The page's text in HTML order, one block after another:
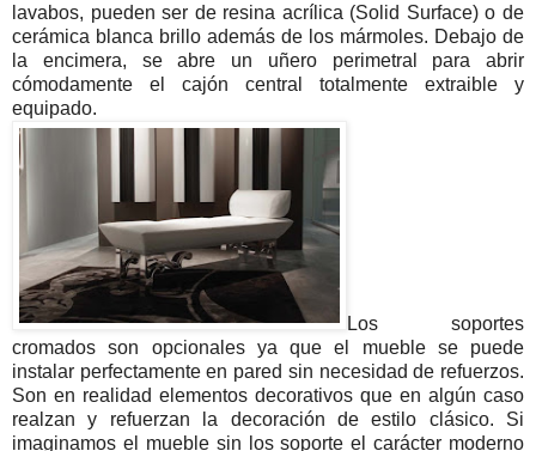
lavabos, pueden ser de resina acrílica (Solid Surface) o de
cerámica blanca brillo además de los mármoles. Debajo de
la encimera, se abre un uñero perimetral para abrir
cómodamente el cajón central totalmente extraible y
equipado.
Los soportes
cromados son opcionales ya que el mueble se puede
instalar perfectamente en pared sin necesidad de refuerzos.
Son en realidad elementos decorativos que en algún caso
realzan y refuerzan la decoración de estilo clásico. Si
imaginamos el mueble sin los soporte el carácter moderno